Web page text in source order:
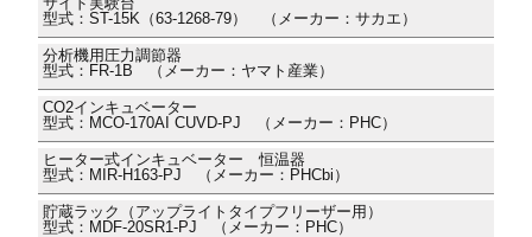
サイド実験台
型式：ST-15K（63-1268-79） （メーカー：サカエ）
分析機用圧力調節器
型式：FR-1B （メーカー：ヤマト産業）
CO2インキュベーター
型式：MCO-170AI CUVD-PJ （メーカー：PHC）
ヒーター式インキュベーター 恒温器
型式：MIR-H163-PJ （メーカー：PHCbi）
貯蔵ラック（アップライトタイプフリーザー用）
型式：MDF-20SR1-PJ （メーカー：PHC）